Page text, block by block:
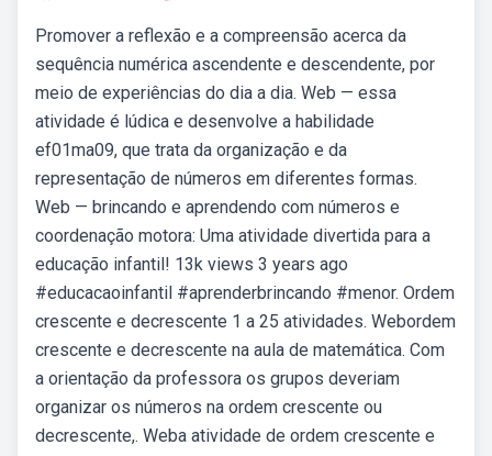
Promover a reflexão e a compreensão acerca da
sequência numérica ascendente e descendente, por
meio de experiências do dia a dia. Web — essa
atividade é lúdica e desenvolve a habilidade
ef01ma09, que trata da organização e da
representação de números em diferentes formas.
Web — brincando e aprendendo com números e
coordenação motora: Uma atividade divertida para a
educação infantil! 13k views 3 years ago
#educacaoinfantil #aprenderbrincando #menor. Ordem
crescente e decrescente 1 a 25 atividades. Webordem
crescente e decrescente na aula de matemática. Com
a orientação da professora os grupos deveriam
organizar os números na ordem crescente ou
decrescente,. Weba atividade de ordem crescente e